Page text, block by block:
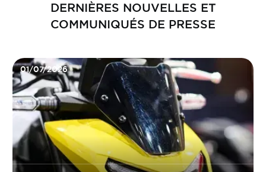
DERNIÈRES NOUVELLES ET
COMMUNIQUÉS DE PRESSE
01/07/2026